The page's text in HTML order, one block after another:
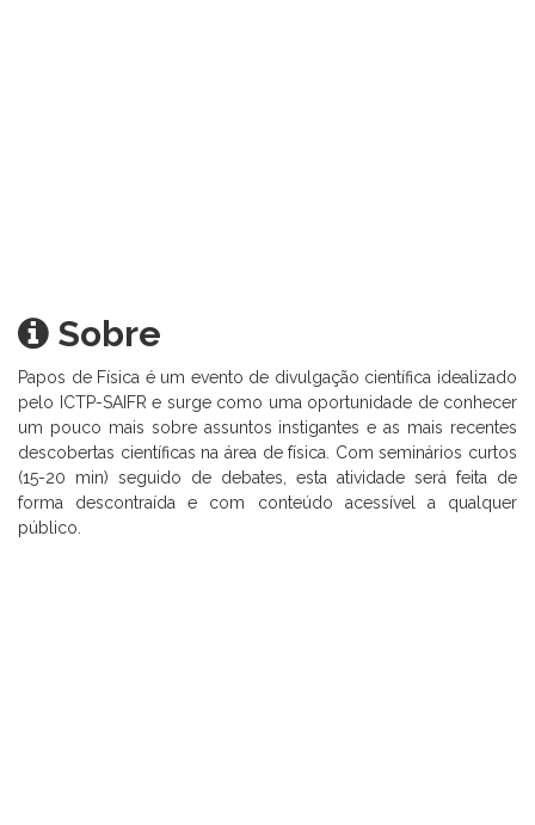
Sobre
Papos de Física é um evento de divulgação científica idealizado
pelo ICTP-SAIFR e surge como uma oportunidade de conhecer
um pouco mais sobre assuntos instigantes e as mais recentes
descobertas científicas na área de física. Com seminários curtos
(15-20 min) seguido de debates, esta atividade será feita de
forma descontraída e com conteúdo acessível a qualquer
público.